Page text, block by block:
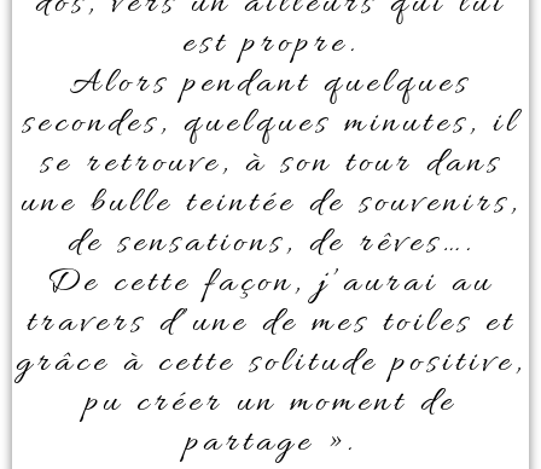
est propre.
Alors pendant quelques
secondes, quelques minutes, il
se retrouve, à son tour dans
une bulle teintée de souvenirs,
de sensations, de rêves….
De cette façon, j’aurai au
travers d’une de mes toiles et
grâce à cette solitude positive,
pu créer un moment de
partage ».